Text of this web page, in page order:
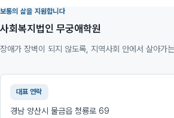
보통의 삶을 지원합니다
사회복지법인 무궁애학원
장애가 장벽이 되지 않도록, 지역사회 안에서 살아가
대표 연락
경남 양산시 물금읍 청룡로 69